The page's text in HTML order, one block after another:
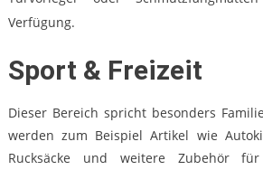
Verfügung.
Sport & Freizeit
Dieser Bereich spricht besonders
werden zum Beispiel Artikel wie
Rucksäcke und weitere Zubehör